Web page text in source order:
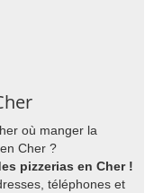
où manger la
Cher ?
pizzerias en Cher !
téléphones et